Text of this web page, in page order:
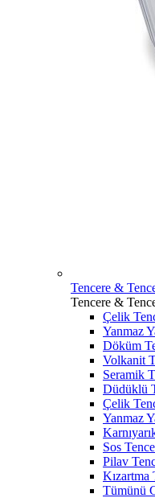
Tencere &
Tencere &
Çelik
Yanmaz
Döküm
Volkanit
Seramik
Düdüklü
Çelik
Yanmaz
Sos
Pilav
Kızartma
Tümünü